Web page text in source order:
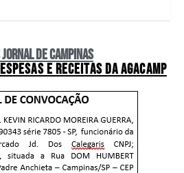
DE CAMPINAS
E RECEITAS DA AGACAMP